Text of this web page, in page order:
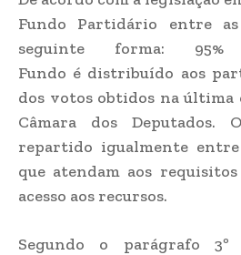
Fundo Partidário entre
seguinte forma:
Fundo é distribuído aos
dos votos obtidos na última
Câmara dos Deputados.
repartido igualmente
que atendam aos
acesso aos recursos.
Segundo o parágrafo